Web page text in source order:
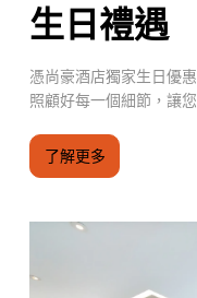
生日禮遇
憑尚豪酒店獨家生日優
照顧好每一個細節，讓
了解更多